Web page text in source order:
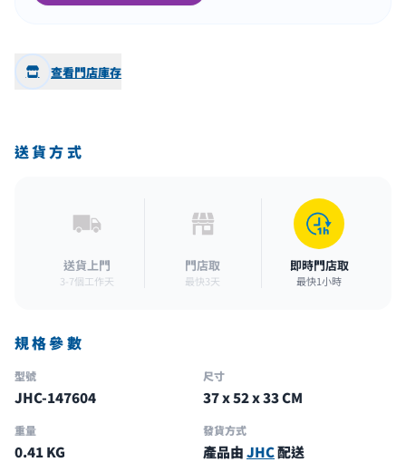
查看門店庫存
送貨方式
送貨上門
3-7個工作天
門店取
最快3天
即時門店取
最快1小時
規格參數
型號
JHC-147604
尺寸
37 x 52 x 33 CM
重量
0.41 KG
發貨方式
產品由JHC配送